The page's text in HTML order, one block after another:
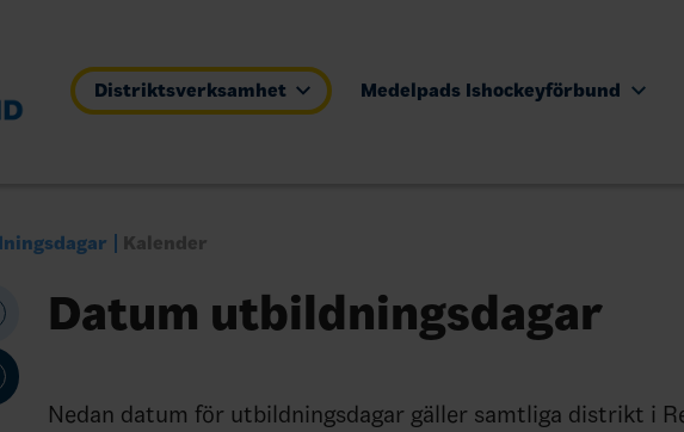
Distriktsverksamhet Medelpads Ishockeyförbund
Kalender
Datum utbildningsdagar
Nedan datum för utbildningsdagar gäller samtliga distrikt i